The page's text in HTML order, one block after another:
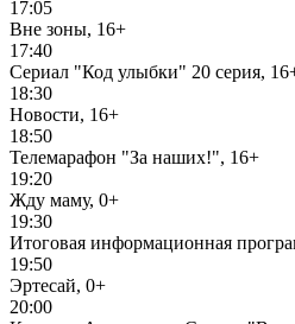
17:05
Вне зоны, 16+
17:40
Сериал "Код улыбки" 20 серия,
18:30
Новости, 16+
18:50
Телемарафон "За наших!", 16+
19:20
Жду маму, 0+
19:30
Итоговая информационная
19:50
Эртесай, 0+
20:00